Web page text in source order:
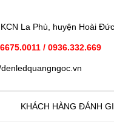
La Phù, huyện Hoài
/ 0936.332.669
KHÁCH HÀNG ĐÁNH